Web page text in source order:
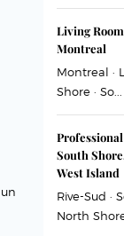
Living
Montreal
Montreal ·
Shore · So...
South
West Island
Rive-Sud ·
North Shore